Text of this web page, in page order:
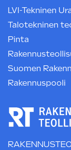
LVI-Tekninen
Talotekninen
Pinta
Suomen
Rakennuspooli